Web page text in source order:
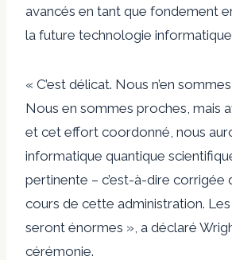
avancés en tant que fondement
la future technologie
« C’est délicat. Nous n’en
Nous en sommes proches, mais
et cet effort coordonné, nous
informatique quantique
pertinente – c’est-à-dire corrigée
cours de cette administration.
seront énormes », a déclaré
cérémonie.